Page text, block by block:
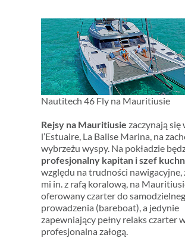
Nautitech 46 Fly na Mauritiusie
Rejsy na Mauritiusie zaczynają się
l’Estuaire, La Balise Marina, na
wybrzeżu wyspy. Na pokładzie
profesjonalny kapitan i szef
względu na trudności nawigacyjne,
mi in. z rafą koralową, na
oferowany czarter do
prowadzenia (bareboat), a jedynie
zapewniający pełny relaks czarter
profesjonalna załogą.